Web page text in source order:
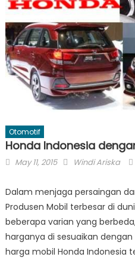
Otomotif
Honda Indonesia
Posted
May 11, 2015 Author
Windi Ariska
Dalam menjaga persaingan
Produsen Mobil terbesar di
beberapa varian yang
harganya di sesuaikan
harga mobil Honda Indonesia